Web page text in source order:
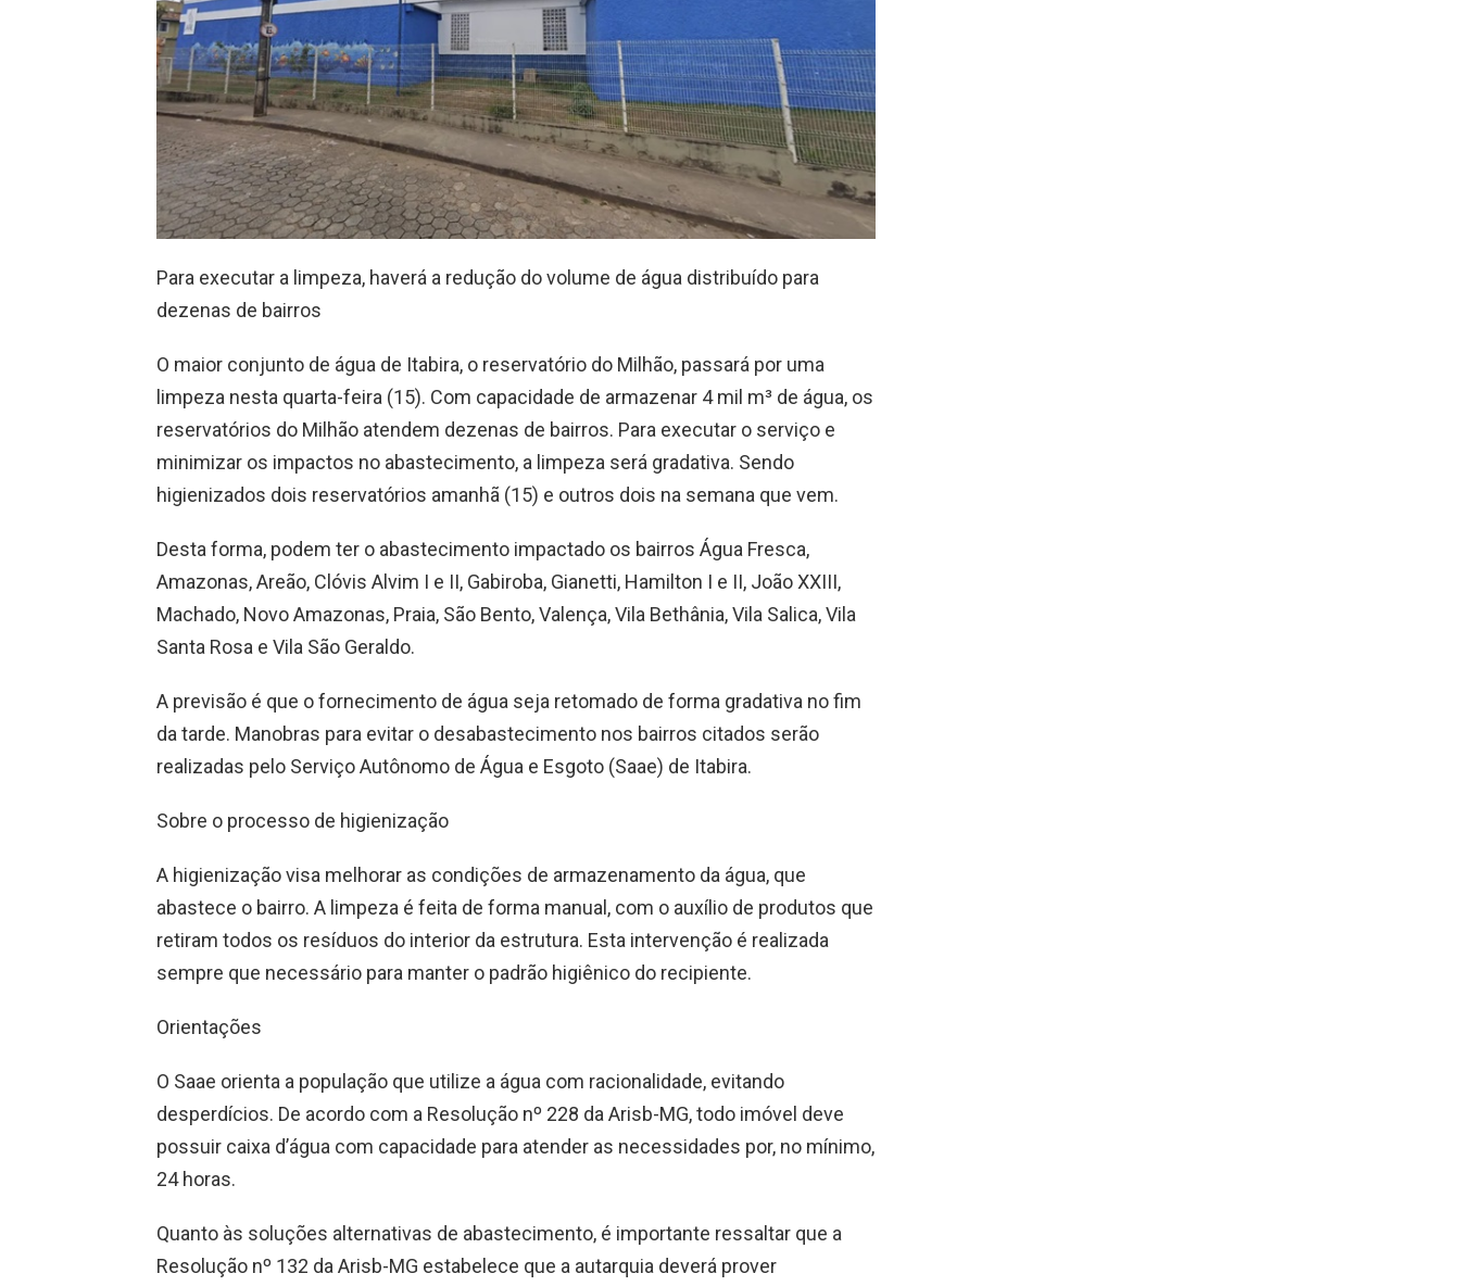
Para executar a limpeza, haverá a redução do volume de água distribuído para
dezenas de bairros
O maior conjunto de água de Itabira, o reservatório do Milhão, passará por uma
limpeza nesta quarta-feira (15). Com capacidade de armazenar 4 mil m³ de água, os
reservatórios do Milhão atendem dezenas de bairros. Para executar o serviço e
minimizar os impactos no abastecimento, a limpeza será gradativa. Sendo
higienizados dois reservatórios amanhã (15) e outros dois na semana que vem.
Desta forma, podem ter o abastecimento impactado os bairros Água Fresca,
Amazonas, Areão, Clóvis Alvim I e II, Gabiroba, Gianetti, Hamilton I e II, João XXIII,
Machado, Novo Amazonas, Praia, São Bento, Valença, Vila Bethânia, Vila Salica, Vila
Santa Rosa e Vila São Geraldo.
A previsão é que o fornecimento de água seja retomado de forma gradativa no fim
da tarde. Manobras para evitar o desabastecimento nos bairros citados serão
realizadas pelo Serviço Autônomo de Água e Esgoto (Saae) de Itabira.
Sobre o processo de higienização
A higienização visa melhorar as condições de armazenamento da água, que
abastece o bairro. A limpeza é feita de forma manual, com o auxílio de produtos que
retiram todos os resíduos do interior da estrutura. Esta intervenção é realizada
sempre que necessário para manter o padrão higiênico do recipiente.
Orientações
O Saae orienta a população que utilize a água com racionalidade, evitando
desperdícios. De acordo com a Resolução nº 228 da Arisb-MG, todo imóvel deve
possuir caixa d’água com capacidade para atender as necessidades por, no mínimo,
24 horas.
Quanto às soluções alternativas de abastecimento, é importante ressaltar que a
Resolução nº 132 da Arisb-MG estabelece que a autarquia deverá prover